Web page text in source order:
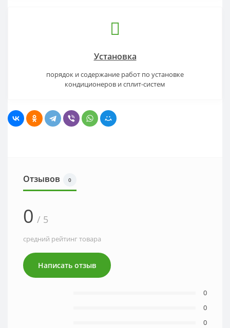
Установка
порядок и содержание работ по установке
кондиционеров и сплит-систем
Отзывов 0
0 / 5
средний рейтинг товара
Написать отзыв
0
0
0